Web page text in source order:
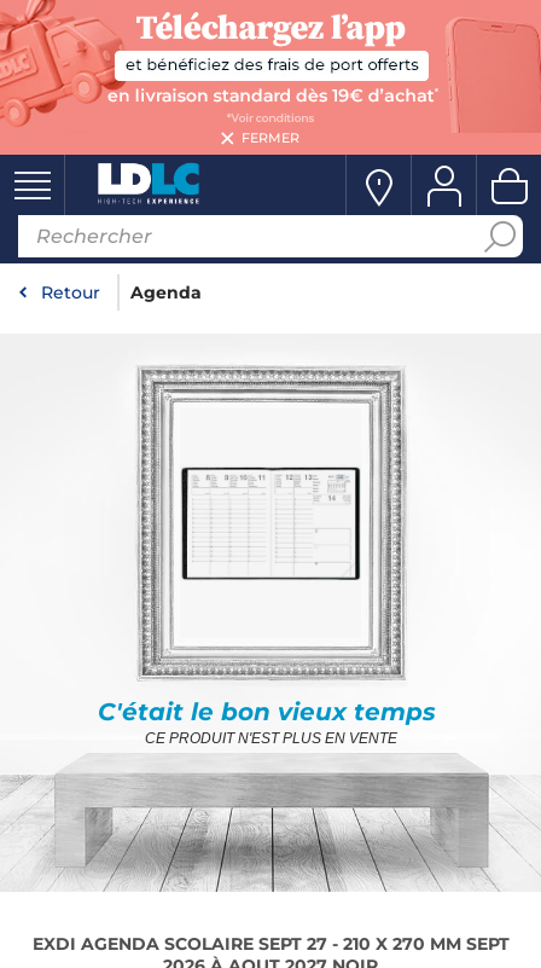
FERMER
Retour Agenda
C'était le bon vieux temps
CE PRODUIT N'EST PLUS EN VENTE
EXDI AGENDA SCOLAIRE SEPT 27 - 210 X 270 MM SEPT